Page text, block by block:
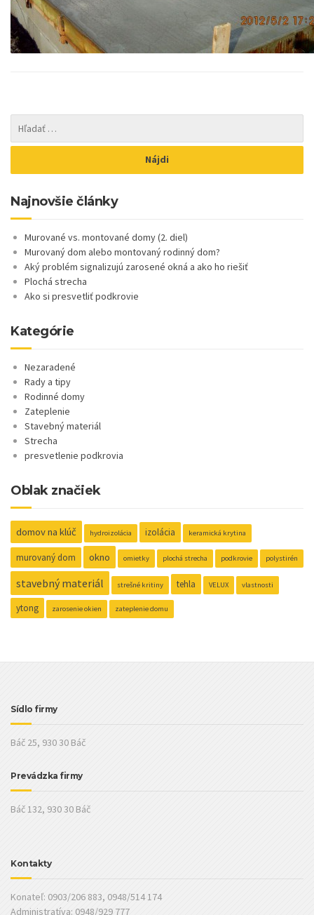
Najnovšie články
Murované vs. montované domy (2. diel)
Murovaný dom alebo montovaný rodinný dom?
Aký problém signalizujú zarosené okná a ako ho riešiť
Plochá strecha
Ako si presvetliť podkrovie
Kategórie
Nezaradené
Rady a tipy
Rodinné domy
Zateplenie
Stavebný materiál
Strecha
presvetlenie podkrovia
Oblak značiek
domov na klúč hydroizolácia izolácia keramická krytina
murovaný dom okno omietky plochá strecha podkrovie polystirén
stavebný materiál strešné kritiny tehla VELUX vlastnosti
ytong zarosenie okien zateplenie domu
Sídlo firmy
Báč 25, 930 30 Báč
Prevádzka firmy
Báč 132, 930 30 Báč
Kontakty
Konateľ: 0903/206 883, 0948/514 174
Administratíva: 0948/929 777